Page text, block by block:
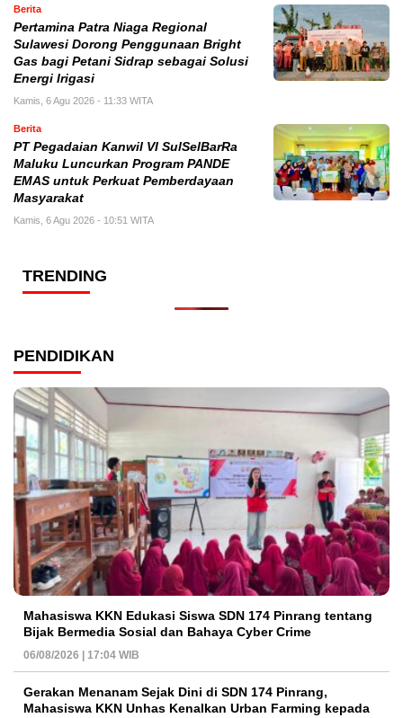
Berita
Pertamina Patra Niaga Regional
Sulawesi Dorong Penggunaan Bright
Gas bagi Petani Sidrap sebagai Solusi
Energi Irigasi
Kamis, 6 Agu 2026 - 11:33 WITA
Berita
PT Pegadaian Kanwil VI SulSelBarRa
Maluku Luncurkan Program PANDE
EMAS untuk Perkuat Pemberdayaan
Masyarakat
Kamis, 6 Agu 2026 - 10:51 WITA
TRENDING
PENDIDIKAN
Mahasiswa KKN Edukasi Siswa SDN 174 Pinrang tentang
Bijak Bermedia Sosial dan Bahaya Cyber Crime
06/08/2026 | 17:04 WIB
Gerakan Menanam Sejak Dini di SDN 174 Pinrang,
Mahasiswa KKN Unhas Kenalkan Urban Farming kepada